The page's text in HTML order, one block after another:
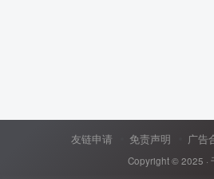
友链申请 免责声明 广告
Copyright © 2025 ·